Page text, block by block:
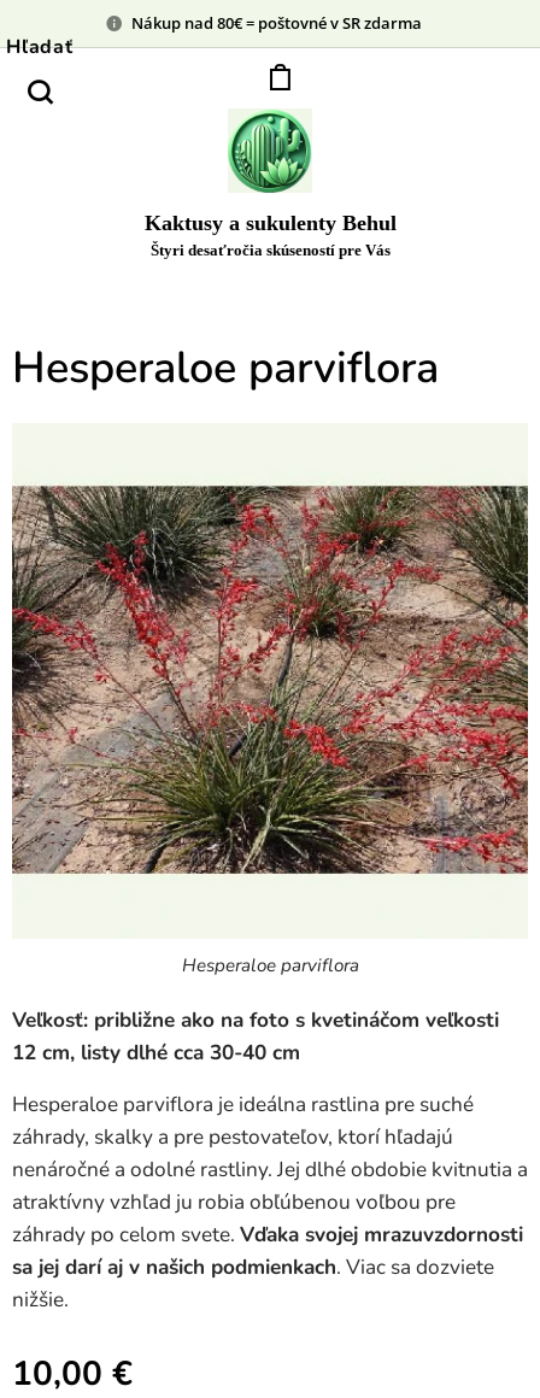
Nákup nad 80€ = poštovné v SR zdarma
Kaktusy a sukulenty Behul
Štyri desaťročia skúseností pre Vás
Hľadať
Hesperaloe parviflora
Hesperaloe parviflora
Veľkosť: približne ako na foto s kvetináčom veľkosti
12 cm, listy dlhé cca 30-40 cm
Hesperaloe parviflora je ideálna rastlina pre suché
záhrady, skalky a pre pestovateľov, ktorí hľadajú
nenáročné a odolné rastliny. Jej dlhé obdobie kvitnutia a
atraktívny vzhľad ju robia obľúbenou voľbou pre
záhrady po celom svete. Vďaka svojej mrazuvzdornosti
sa jej darí aj v našich podmienkach. Viac sa dozviete
nižšie.
10,00 €